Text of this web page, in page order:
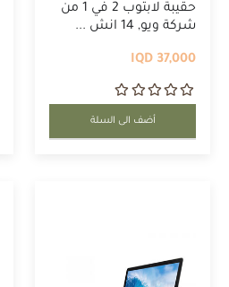
حقيبة لابتوب 2 في 1 من
شركة ويو, 14 انش ...
37,000 IQD
أضف الى السلة